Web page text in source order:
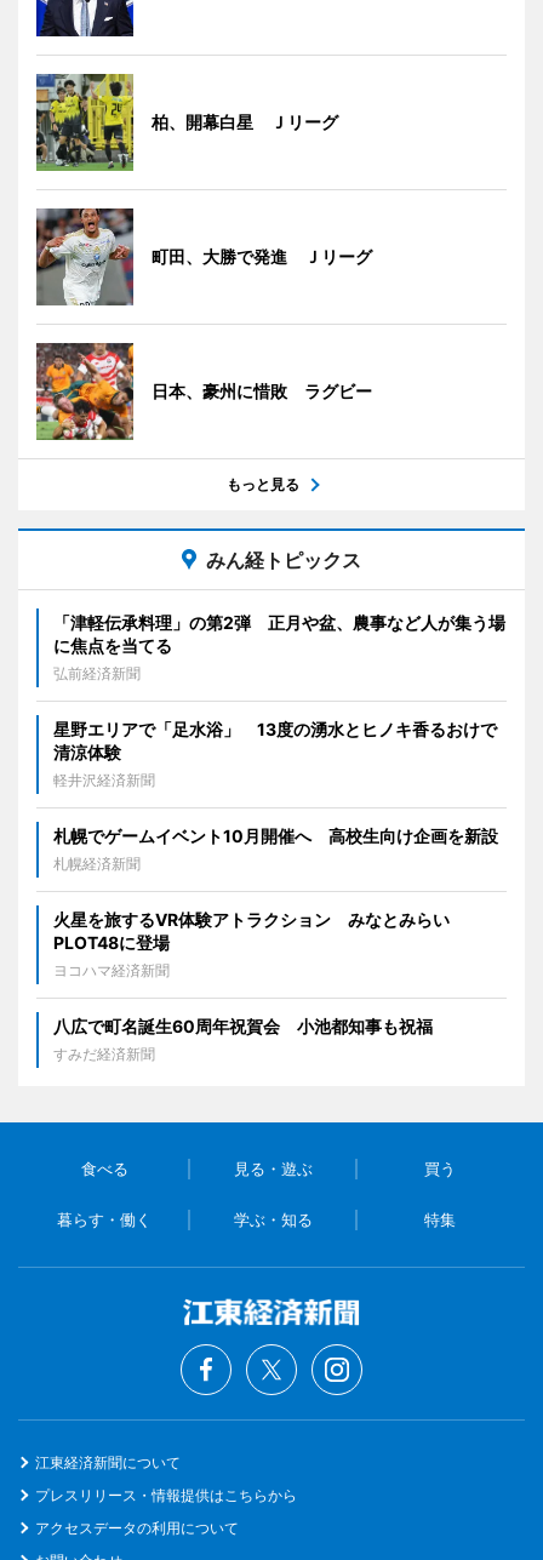
柏、開幕白星 Ｊリーグ
町田、大勝で発進 Ｊリーグ
日本、豪州に惜敗 ラグビー
もっと見る
みん経トピックス
「津軽伝承料理」の第2弾 正月や盆、農事など人が集う場
に焦点を当てる
弘前経済新聞
星野エリアで「足水浴」 13度の湧水とヒノキ香るおけで
清涼体験
軽井沢経済新聞
札幌でゲームイベント10月開催へ 高校生向け企画を新設
札幌経済新聞
火星を旅するVR体験アトラクション みなとみらい
PLOT48に登場
ヨコハマ経済新聞
八広で町名誕生60周年祝賀会 小池都知事も祝福
すみだ経済新聞
食べる 見る・遊ぶ 買う
暮らす・働く 学ぶ・知る 特集
江東経済新聞について
プレスリリース・情報提供はこちらから
アクセスデータの利用について